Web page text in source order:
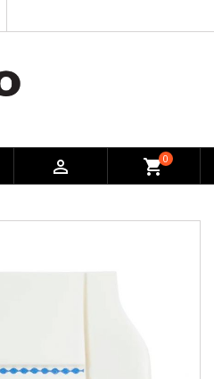
 shopping_cart0